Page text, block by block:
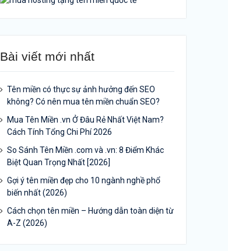
Bài viết mới nhất
Tên miền có thực sự ảnh hưởng đến SEO
không? Có nên mua tên miền chuẩn SEO?
Mua Tên Miền .vn Ở Đâu Rẻ Nhất Việt Nam?
Cách Tính Tổng Chi Phí 2026
So Sánh Tên Miền .com và .vn: 8 Điểm Khác
Biệt Quan Trọng Nhất [2026]
Gợi ý tên miền đẹp cho 10 ngành nghề phổ
biến nhất (2026)
Cách chọn tên miền – Hướng dẫn toàn diện từ
A-Z (2026)